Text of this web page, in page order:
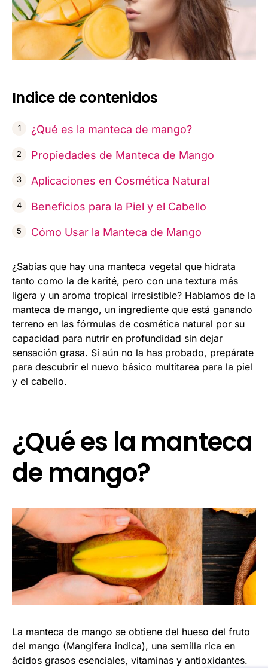
Indice de contenidos
¿Qué es la manteca de mango?
Propiedades de Manteca de Mango
Aplicaciones en Cosmética Natural
Beneficios para la Piel y el Cabello
Cómo Usar la Manteca de Mango
¿Sabías que hay una manteca vegetal que hidrata
tanto como la de karité, pero con una textura más
ligera y un aroma tropical irresistible? Hablamos de la
manteca de mango, un ingrediente que está ganando
terreno en las fórmulas de cosmética natural por su
capacidad para nutrir en profundidad sin dejar
sensación grasa. Si aún no la has probado, prepárate
para descubrir el nuevo básico multitarea para la piel
y el cabello.
¿Qué es la manteca
de mango?
La manteca de mango se obtiene del hueso del fruto
del mango (Mangifera indica), una semilla rica en
ácidos grasos esenciales, vitaminas y antioxidantes.